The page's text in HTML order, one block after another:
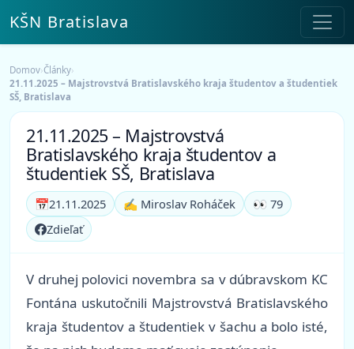
KŠN Bratislava
Domov›Články›
21.11.2025 – Majstrovstvá Bratislavského kraja študentov a študentiek
SŠ, Bratislava
21.11.2025 – Majstrovstvá
Bratislavského kraja študentov a
študentiek SŠ, Bratislava
📅21.11.2025 ✍️ Miroslav Roháček
👀 79
Zdieľať
V druhej polovici novembra sa v dúbravskom KC
Fontána uskutočnili Majstrovstvá Bratislavského
kraja študentov a študentiek v šachu a bolo isté,